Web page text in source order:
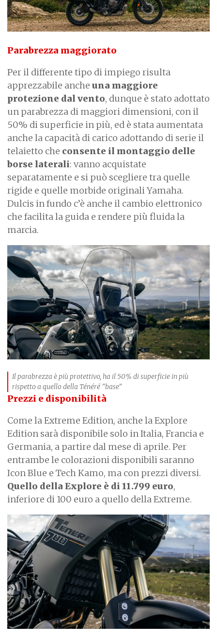
Parabrezza maggiorato
Per il differente tipo di impiego risulta
apprezzabile anche una maggiore
protezione dal vento, dunque è stato adottato
un parabrezza di maggiori dimensioni, con il
50% di superficie in più, ed è stata aumentata
anche la capacità di carico adottando di serie il
telaietto che consente il montaggio delle
borse laterali: vanno acquistate
separatamente e si può scegliere tra quelle
rigide e quelle morbide originali Yamaha.
Dulcis in fundo c’è anche il cambio elettronico
che facilita la guida e rendere più fluida la
marcia.
Il parabrezza è più protettivo, ha il 50% di superficie in più
rispetto a quello della Ténéré "base"
Prezzi e disponibilità
Come la Extreme Edition, anche la Explore
Edition sarà disponibile solo in Italia, Francia e
Germania, a partire dal mese di aprile. Per
entrambe le colorazioni disponibili saranno
Icon Blue e Tech Kamo, ma con prezzi diversi.
Quello della Explore è di 11.799 euro,
inferiore di 100 euro a quello della Extreme.